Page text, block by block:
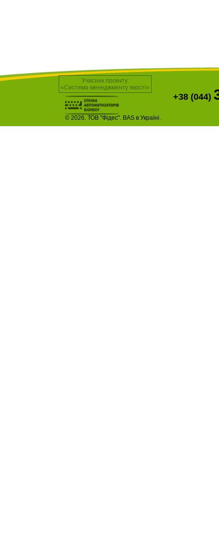
Учасник проекту:
«Система менеджменту якості»
© 2026. ТОВ "Фідес". BAS в Україні.
+38 (044)